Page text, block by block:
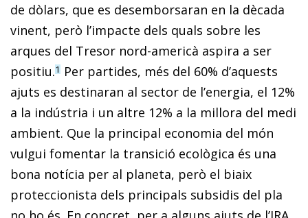
de dòlars, que es desemborsaran en la dècada
vinent, però l’impacte dels quals sobre les
arques del Tresor nord-americà aspira a ser
positiu.1 Per partides, més del 60% d’aquests
ajuts es destinaran al sector de l’energia, el 12%
a la indústria i un altre 12% a la millora del medi
ambient. Que la principal economia del món
vulgui fomentar la transició ecològica és una
bona notícia per al planeta, però el biaix
proteccionista dels principals subsidis del pla